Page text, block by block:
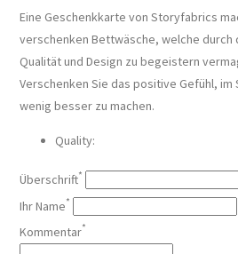
Eine Geschenkkarte von Storyfabrics
verschenken Bettwäsche, welche durch
Qualität und Design zu begeistern
Verschenken Sie das positive Gefühl, im
wenig besser zu machen.
Quality:
Überschrift*
Ihr Name*
Kommentar*